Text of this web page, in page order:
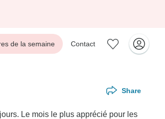
de la semaine Contact
Share
Le mois le plus apprécié pour les